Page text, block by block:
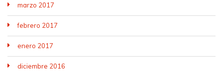
marzo 2017
febrero 2017
enero 2017
diciembre 2016